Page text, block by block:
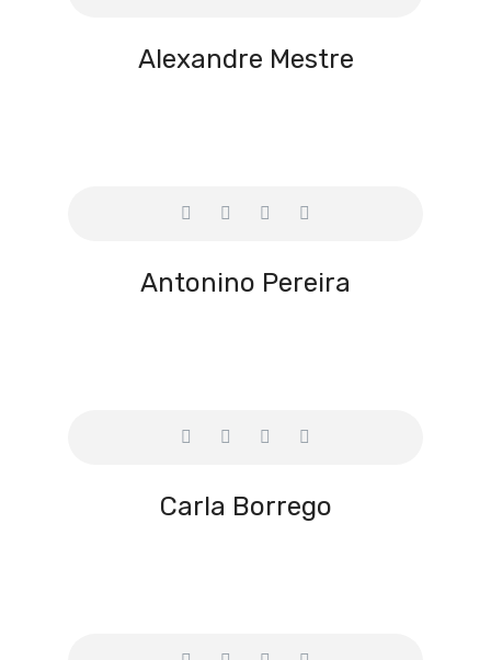
Alexandre Mestre
Antonino Pereira
Carla Borrego